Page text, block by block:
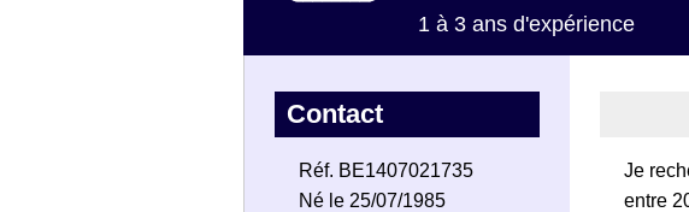
1 à 3 ans d'expérience
Contact
Réf. BE1407021735
Né le 25/07/1985
Je
entre